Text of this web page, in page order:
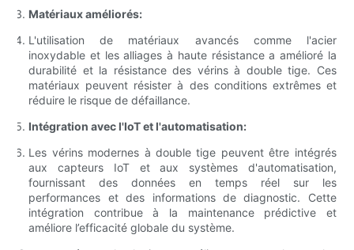
Matériaux améliorés:
L'utilisation de matériaux avancés comme l'acier
inoxydable et les alliages à haute résistance a amélioré la
durabilité et la résistance des vérins à double tige. Ces
matériaux peuvent résister à des conditions extrêmes et
réduire le risque de défaillance.
Intégration avec l'IoT et l'automatisation:
Les vérins modernes à double tige peuvent être intégrés
aux capteurs IoT et aux systèmes d'automatisation,
fournissant des données en temps réel sur les
performances et des informations de diagnostic. Cette
intégration contribue à la maintenance prédictive et
améliore l’efficacité globale du système.